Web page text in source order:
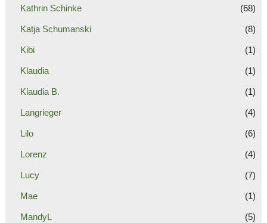
Kathrin Schinke (68)
Katja Schumanski (8)
Kibi (1)
Klaudia (1)
Klaudia B. (1)
Langrieger (4)
Lilo (6)
Lorenz (4)
Lucy (7)
Mae (1)
MandyL (5)